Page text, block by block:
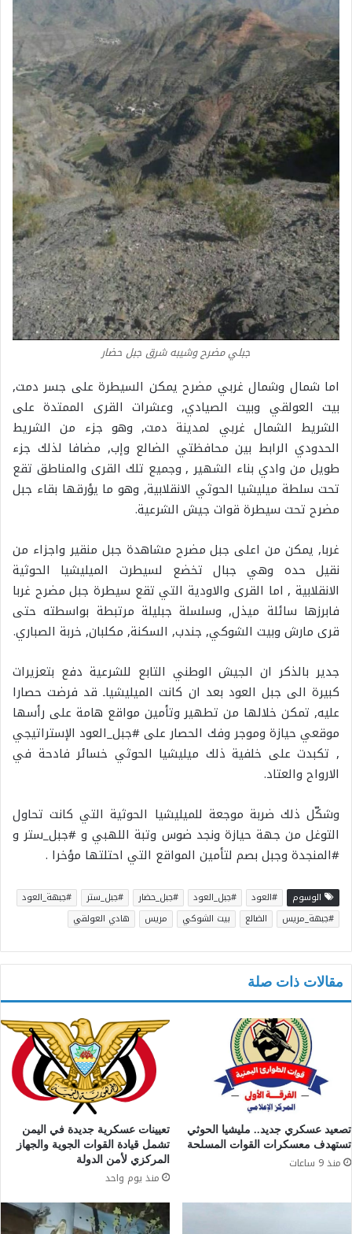
جبلي مضرح وشيبه شرق جبل حضار
اما شمال وشمال غربي مضرح يمكن السيطرة على جسر دمت,
بيت العولقي وبيت الصيادي, وعشرات القرى الممتدة على
الشريط الشمال غربي لمدينة دمت, وهو جزء من الشريط
الحدودي الرابط بين محافظتي الضالع وإب, مضافا لذلك جزء
طويل من وادي بناء الشهير , وجميع تلك القرى والمناطق تقع
تحت سلطة ميليشيا الحوثي الانقلابية, وهو ما يؤرقها بقاء جبل
مضرح تحت سيطرة قوات جيش الشرعية.
غربا, يمكن من اعلى جبل مضرح مشاهدة جبل منقير واجزاء من
نقيل حده وهي جبال تخضع لسيطرت الميليشيا الحوثية
الانقلابية , اما القرى والاودية التي تقع سيطرة جبل مضرح غربا
فابرزها سائلة ميذل, وسلسلة جبليلة مرتبطة بواسطته حتى
قرى مارش وبيت الشوكي, جندب, السكنة, مكلبان, خربة الصباري.
جدير بالذكر ان الجيش الوطني التابع للشرعية دفع بتعزيرات
كبيرة الى جبل العود بعد ان كانت الميليشياـ قد فرضت حصارا
عليه, تمكن خلالها من تطهير وتأمين مواقع هامة على رأسها
موقعي حيازة وموجر وفك الحصار على #جبل_العود الإستراتيجي
, تكبدت على خلفية ذلك ميليشيا الحوثي خسائر فادحة في
الارواح والعتاد.
وشكّل ذلك ضربة موجعة للميليشيا الحوثية التي كانت تحاول
التوغل من جهة حيازة ونجد ضوس وتبة اللهبي و #جبل_ستر و
#المنجدة وجبل بصم لتأمين المواقع التي احتلتها مؤخرا .
الوسوم #العود #جبل_العود #جبل_حضار #جبل_ستر
#جبهة_العود
#جبهة_مريس
الضالع بيت الشوكي مريس هادي العولقي
مقالات ذات صلة
تصعيد عسكري جديد.. مليشيا الحوثي
تستهدف معسكرات القوات المسلحة
منذ 9 ساعات
تعيينات عسكرية جديدة في اليمن
تشمل قيادة القوات الجوية والجهاز
المركزي لأمن الدولة
منذ يوم واحد